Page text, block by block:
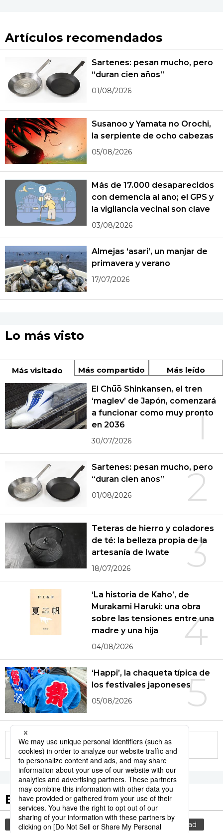
Artículos recomendados
Sartenes: pesan mucho, pero
“duran cien años”
01/08/2026
Susanoo y Yamata no Orochi,
la serpiente de ocho cabezas
05/08/2026
Más de 17.000 desaparecidos
con demencia al año; el GPS y
la vigilancia vecinal son clave
03/08/2026
Almejas ‘asari’, un manjar de
primavera y verano
17/07/2026
Lo más visto
Más visitado Más compartido Más leído
1
El Chūō Shinkansen, el tren
‘maglev’ de Japón, comenzará
a funcionar como muy pronto
en 2036
30/07/2026
2
Sartenes: pesan mucho, pero
“duran cien años”
01/08/2026
3
Teteras de hierro y coladores
de té: la belleza propia de la
artesanía de Iwate
18/07/2026
4
‘La historia de Kaho’, de
Murakami Haruki: una obra
sobre las tensiones entre una
madre y una hija
04/08/2026
5
‘Happi’, la chaqueta típica de
los festivales japoneses
05/08/2026
More in this series
Etiquetas destacadas
cultura gastronomía comida sociedad